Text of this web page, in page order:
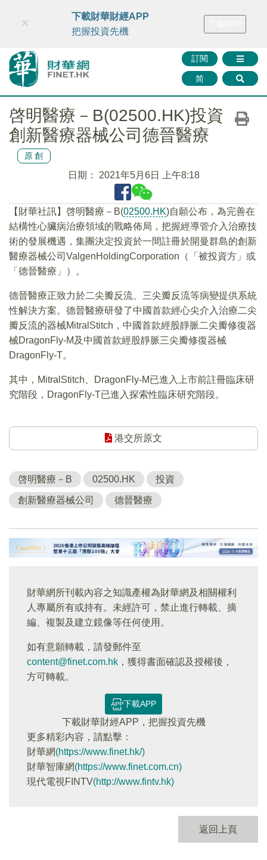
財華智庫網 FINTV FINMETA 財華證券 媒體矩陣
訂閱
简
×
下載財華財經APP
把握投資先機
啓明醫療－B(02500.HK)投資
創新醫療器械公司德晉醫療
原創
日期： 2021年5月6日 上午8:18
【財華社訊】啓明醫療－B(02500.HK)自願公布，為完善在
結構性心臟病治療領域的戰略佈局，把握經導管介入治療技
術的發展機遇，集團決定投資於一間註冊於開曼群島的創新
醫療器械公司ValgenHoldingCorporation（「被投資方」或
「德晉醫療」）。
德晉醫療正致力於二尖瓣反流、三尖瓣反流等病變提供系統
性解決方案。德晉醫療研發了中國首款經心尖介入治療二尖
瓣反流的器械MitralStitch，中國首款經股靜脈二尖瓣修復器
械DragonFly-M及中國首款經股靜脈三尖瓣修復器械
DragonFly-T。
其中，MitralStitch、DragonFly-M已進入上市前註冊臨床研
究階段，DragonFly-T已進入探索性臨床研究階段。
港交所原文
啓明醫療－B 02500.HK 投資
創新醫療器械公司 德晉醫療
財華網所刊載內容之知識產權為財華網及相關權利
人專屬所有或持有。未經許可，禁止進行轉載、摘
編、複製及建立鏡像等任何使用。
如有意願轉載，請發郵件至
content@finet.com.hk ，獲得書面確認及授權後，
方可轉載。
下載APP
下載財華財經APP，把握投資先機
更多精彩内容，請點擊：
財華網(https://www.finet.hk/)
財華智庫網(https://www.finet.com.cn)
現代電視FINTV(http://www.fintv.hk)
返回上頁